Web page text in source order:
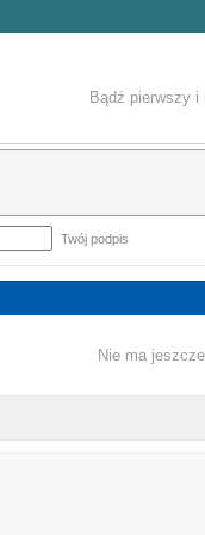
Bądź pierwszy i
Twój podpis
Nie ma